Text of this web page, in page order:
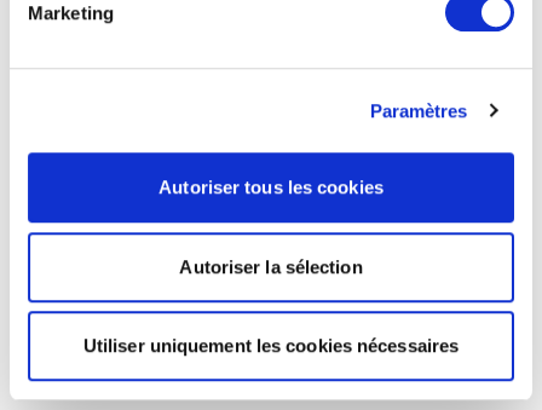
Marketing
Paramètres
Autoriser tous les cookies
Autoriser la sélection
Utiliser uniquement les cookies nécessaires